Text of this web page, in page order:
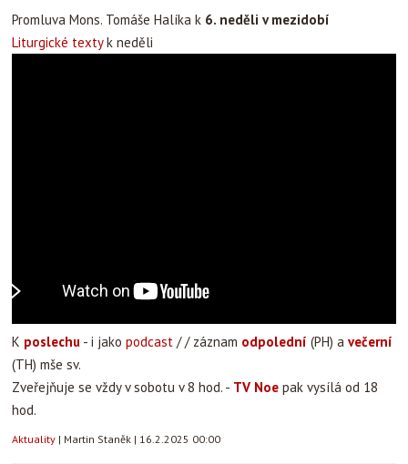
Promluva Mons. Tomáše Halíka k 6. neděli v mezidobí
Liturgické textyk neděli
K poslechu - i jako podcast / / záznam odpolední (PH) a večerní
(TH) mše sv.
Zveřejňuje se vždy v sobotu v 8 hod. - TV Noe pak vysílá od 18
hod.
Aktuality | Martin Staněk | 16.2.2025 00:00